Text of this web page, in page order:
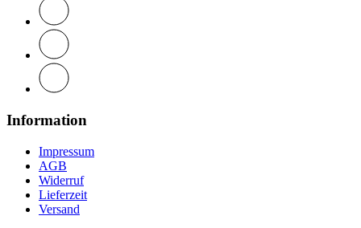
Information
Impressum
AGB
Widerruf
Lieferzeit
Versand